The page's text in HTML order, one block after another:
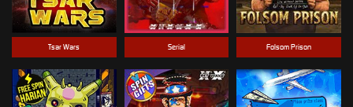
Tsar Wars Folsom Prison
Serial